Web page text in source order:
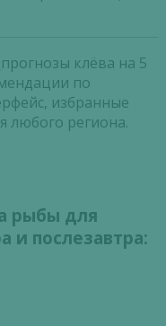
прогнозы клёва на 5
по
избранные
любого региона.
рыбы для
и послезавтра: